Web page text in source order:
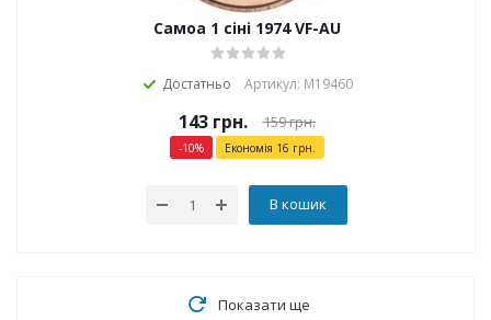
Самоа 1 сіні 1974 VF-AU
Достатньо Артикул: М19460
143грн. 159грн.
-10% Економія 16 грн.
В кошик
Показати ще